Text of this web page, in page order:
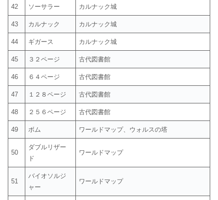
42 ソーサラー カルナック城
43 カルナック カルナック城
44 ギガース カルナック城
45 ３２ページ 古代図書館
46 ６４ページ 古代図書館
47 １２８ページ 古代図書館
48 ２５６ページ 古代図書館
49 ボム ワールドマップ、ウォルスの塔
50
ダブルリザー
ド
ワールドマップ
51
バイオソルジ
ャー
ワールドマップ